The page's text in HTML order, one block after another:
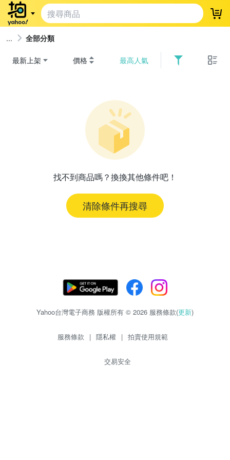
登
全部分類
最新上架 價格 最高人氣
找不到商品嗎？換換其他條件吧！
清除條件再搜尋
Yahoo台灣電子商務 版權所有 © 2026 服務條款(更新)
服務條款 | 隱私權 | 拍賣使用規範
交易安全